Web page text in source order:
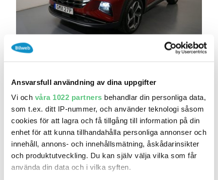
Ansvarsfull användning av dina uppgifter
Vi och våra 1022 partners behandlar din personliga data,
som t.ex. ditt IP-nummer, och använder teknologi såsom
cookies för att lagra och få tillgång till information på din
enhet för att kunna tillhandahålla personliga annonser och
innehåll, annons- och innehållsmätning, åskådarinsikter
och produktutveckling. Du kan själv välja vilka som får
använda din data och i vilka syften.
7 aug 13:20
Hyundai Tucson PHEV – Advanced 4WD –
Pris259 900 kr Beräkna månadskostnad
Bilia Sisjön - Renault
Mil: 10 616 År: Drivmedel:
Gratis historik (7)
Räkna på försäkring
Jämför